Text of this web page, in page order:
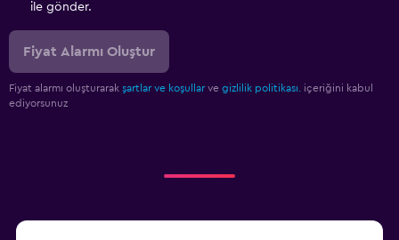
ile gönder.
Fiyat Alarmı Oluştur
Fiyat alarmı oluşturarak şartlar ve koşullar ve gizlilik politikası.
içeriğini kabul
ediyorsunuz